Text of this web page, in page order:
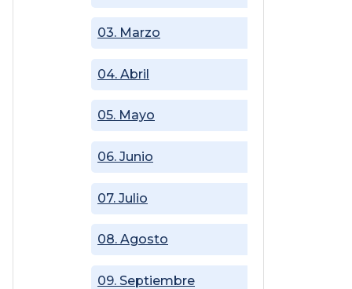
03. Marzo
04. Abril
05. Mayo
06. Junio
07. Julio
08. Agosto
09. Septiembre